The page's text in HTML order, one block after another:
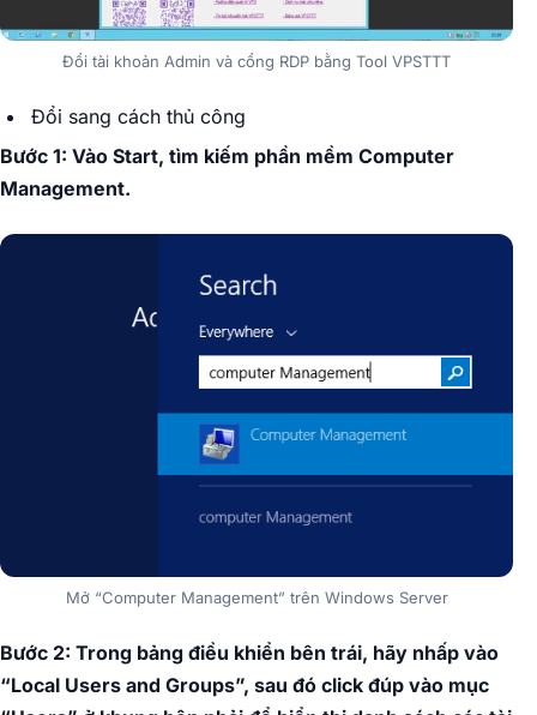
Đổi tài khoản Admin và cổng RDP bằng Tool VPSTTT
Đổi sang cách thủ công
Bước 1: Vào Start, tìm kiếm phần mềm Computer
Management.
Mở “Computer Management” trên Windows Server
Bước 2: Trong bảng điều khiển bên trái, hãy nhấp vào
“Local Users and Groups”, sau đó click đúp vào mục